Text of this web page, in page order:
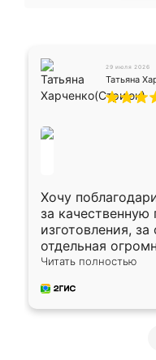
29 июля 2026
Татьяна
Хочу
за качественную
изготовления,
отдельная
укладку плитки
Читать полностью